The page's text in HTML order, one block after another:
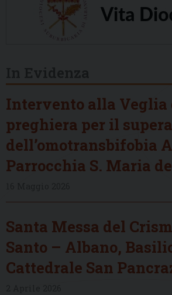
Intervento alla Veglia
preghiera per il
dell’omotransbifobia
Parrocchia S. Maria
Santa Messa del
Santo – Albano,
Cattedrale San